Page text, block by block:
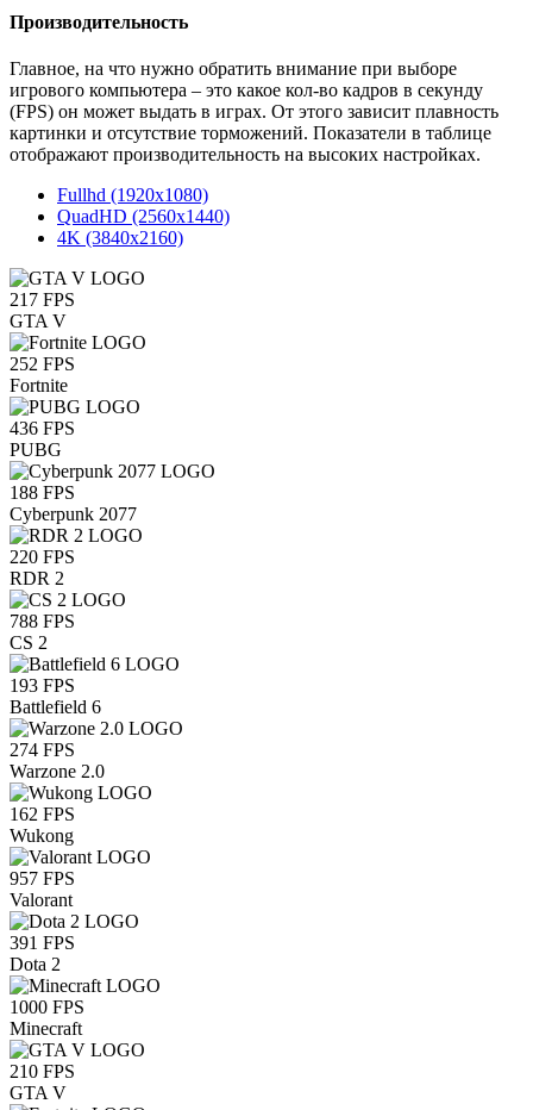
Производительность
Главное, на что нужно обратить внимание при выборе
игрового компьютера – это какое кол-во кадров в секунду
(FPS) он может выдать в играх. От этого зависит плавность
картинки и отсутствие торможений. Показатели в таблице
отображают производительность на высоких настройках.
Fullhd (1920x1080)
QuadHD (2560x1440)
4K (3840x2160)
217 FPS
GTA V
252 FPS
Fortnite
436 FPS
PUBG
188 FPS
Cyberpunk 2077
220 FPS
RDR 2
788 FPS
CS 2
193 FPS
Battlefield 6
274 FPS
Warzone 2.0
162 FPS
Wukong
957 FPS
Valorant
391 FPS
Dota 2
1000 FPS
Minecraft
210 FPS
GTA V